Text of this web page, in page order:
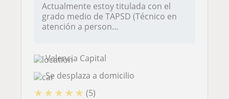
Actualmente estoy titulada con el
grado medio de TAPSD (Técnico en
atención a person...
Valencia Capital
Se desplaza a domicilio
★ ★ ★ ★ ★ (5)